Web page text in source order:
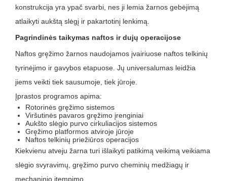
konstrukcija yra ypač svarbi, nes ji lemia žarnos gebėjimą
atlaikyti aukštą slėgį ir pakartotinį lenkimą.
Pagrindinės taikymas naftos ir dujų operacijose
Naftos gręžimo žarnos naudojamos įvairiuose naftos telkinių
tyrinėjimo ir gavybos etapuose. Jų universalumas leidžia
jiems veikti tiek sausumoje, tiek jūroje.
Įprastos programos apima:
Rotorinės gręžimo sistemos
Viršutinės pavaros gręžimo įrenginiai
Aukšto slėgio purvo cirkuliacijos sistemos
Gręžimo platformos atviroje jūroje
Naftos telkinių priežiūros operacijos
Kiekvienu atveju žarna turi išlaikyti patikimą veikimą veikiama
slėgio svyravimų, gręžimo purvo cheminių medžiagų ir
mechaninio įtempimo.